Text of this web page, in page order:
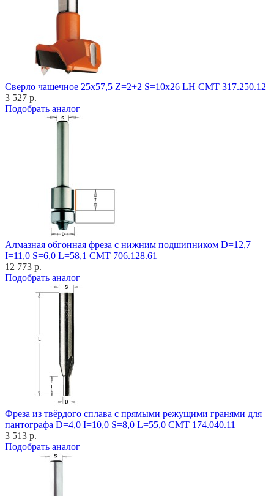
Cверло чашечное 25x57,5 Z=2+2 S=10x26 LH CMT 317.250.12
3 527 р.
Подобрать аналог
Алмазная обгонная фреза с нижним подшипником D=12,7
I=11,0 S=6,0 L=58,1 CMT 706.128.61
12 773 р.
Подобрать аналог
Фреза из твёрдого сплава с прямыми режущими гранями для
пантографа D=4,0 I=10,0 S=8,0 L=55,0 CMT 174.040.11
3 513 р.
Подобрать аналог